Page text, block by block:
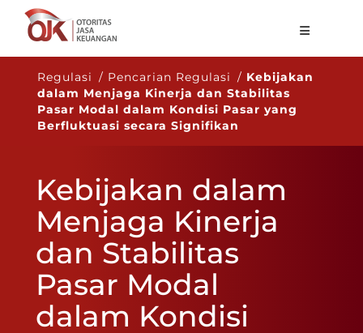
Tentang OJK
Fungsi Utama
Publikasi
Statistik
Layanan
Karir
Regulasi / Pencarian Regulasi / Kebijakan
dalam Menjaga Kinerja dan Stabilitas
Pasar Modal dalam Kondisi Pasar yang
Berfluktuasi secara Signifikan
Kebijakan dalam
Menjaga Kinerja
dan Stabilitas
Pasar Modal
dalam Kondisi